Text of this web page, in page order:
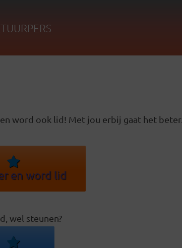
word ook lid! Met jou erbij gaat het beter.
en word lid
wel steunen?